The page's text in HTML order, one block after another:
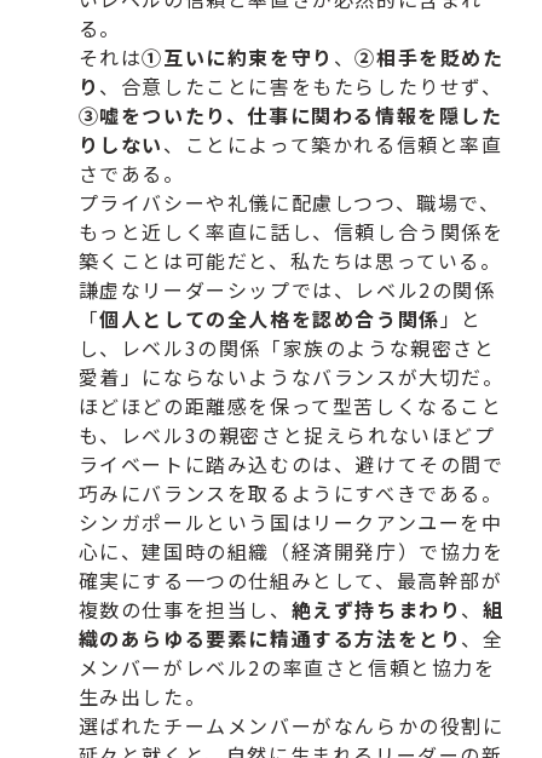
る。
それは①互いに約束を守り 、②相手を貶めた
り 、 合意したことに害をもたらしたりせず、
③嘘をついたり、仕事に関わる情報を隠した
りしない、
ことによって築かれる信頼と率直
さである。
プライバシーや礼儀に配慮しつつ、職場で、
もっと近しく率直に話し、信頼し合う関係を
築くことは可能だと、 私たちは思っている。
謙虚なリーダーシップでは、レベル2の関係
「個人としての全人格を認め合う関係」と
し、レベル3の関係「家族のような親密さと
愛着」にならないようなバランスが大切だ。
ほどほどの距離感を保って型苦しくなること
も、
レベル3の親密さと捉えられないほどプ
ライベートに踏み込むのは、避けてその間で
巧みにバランスを取るようにすべきである。
シンガポールという国はリークアンユーを中
心に、建国時の組織（経済開発庁）で協力を
確実にする一つの仕組みとして、 最高幹部が
複数の仕事を担当し、 絶えず持ちまわり 、 組
織のあらゆる要素に精通する方法をとり 、 全
メンバーがレベル2の率直さと信頼と協力を
生み出した。
選ばれたチームメンバーがなんらかの役割に